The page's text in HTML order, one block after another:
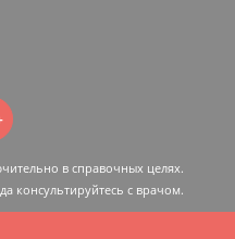
в справочных целях.
консультируйтесь c врачом.